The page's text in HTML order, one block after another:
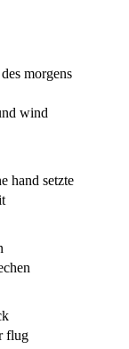
morgens
wind
hand setzte
flug